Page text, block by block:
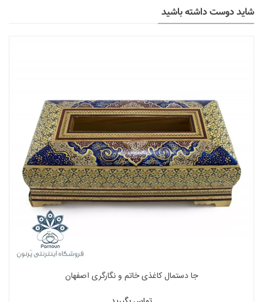
شاید دوست داشته باشید
جا دستمال کاغذی خاتم و نگارگری اصفهان